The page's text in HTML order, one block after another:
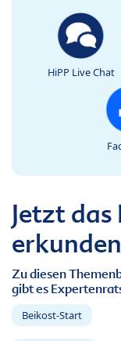
HiPP Live Chat
Jetzt das
erkunden
Zu diesen
gibt es
Beikost-Start